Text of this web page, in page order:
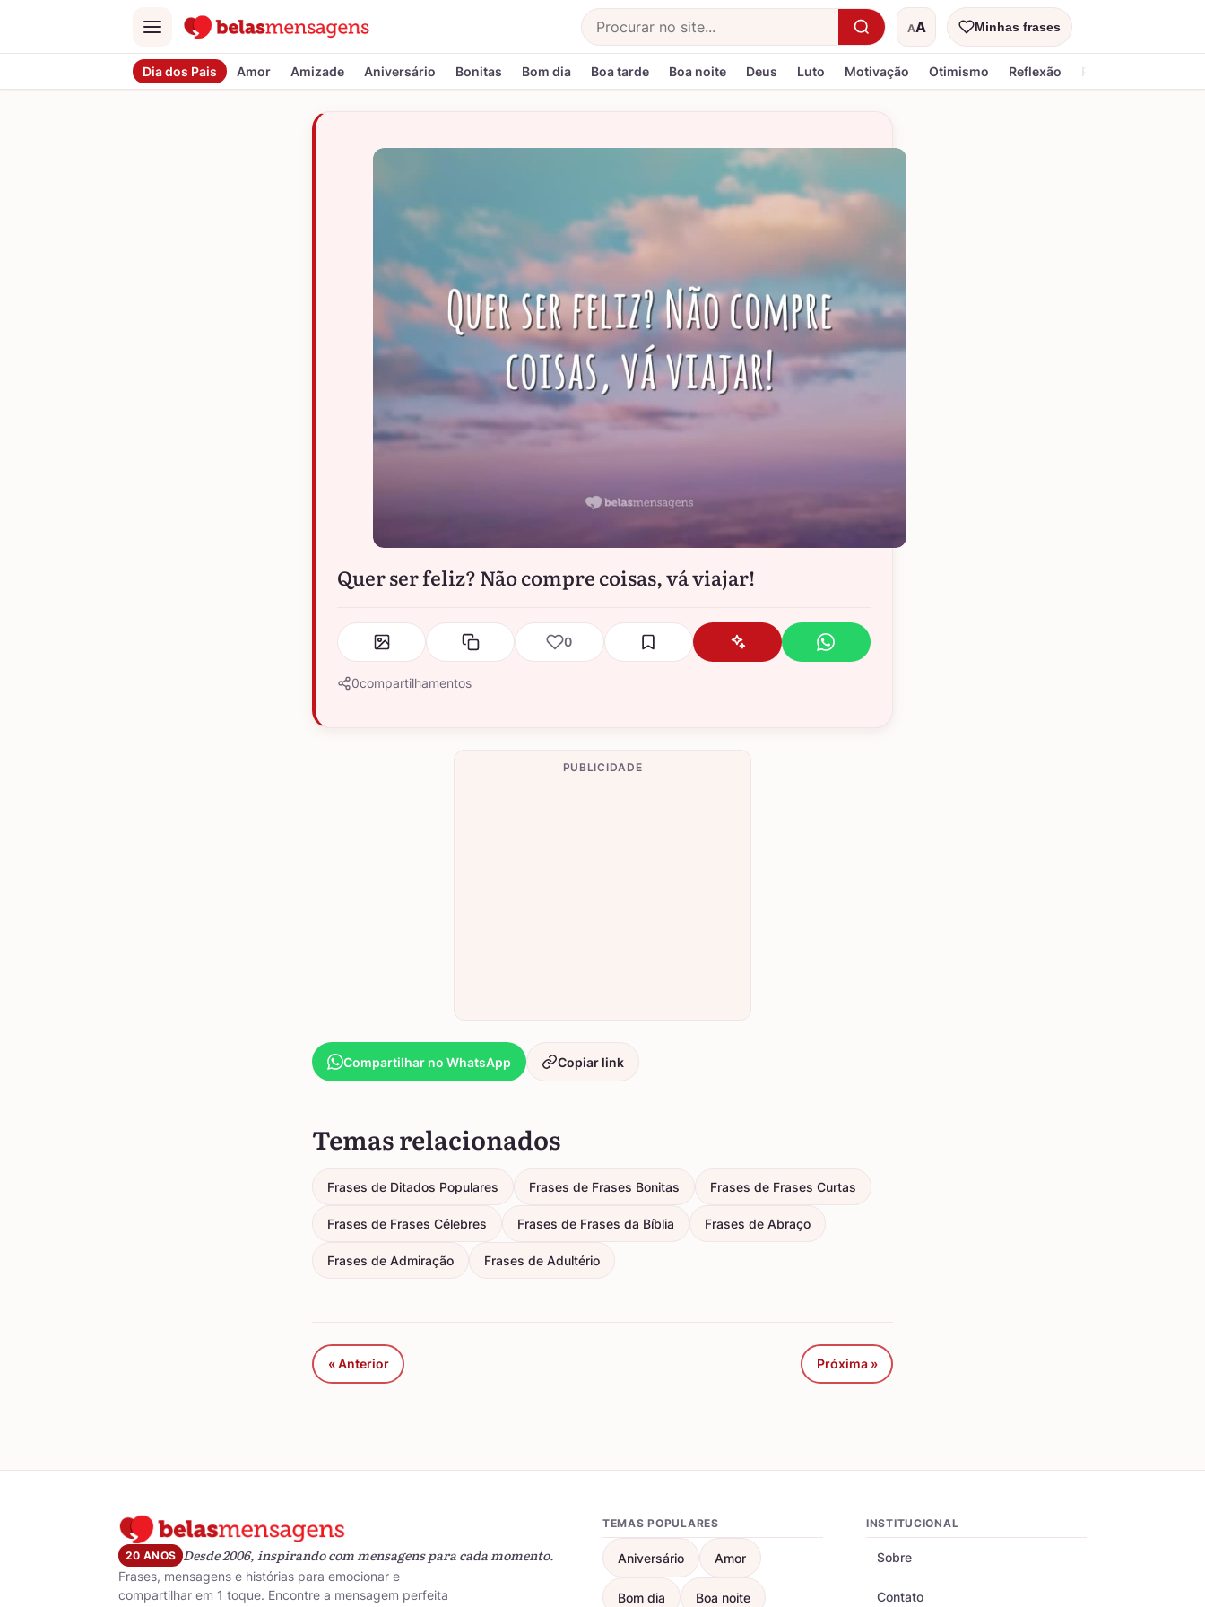
Menu
Buscar AA
Tamanho do textoMinhas frases
Dia dos Pais Amor Amizade Aniversário Bonitas Bom dia Boa tarde Boa noite Deus Luto Motivação Otimismo Reflexão Religiosa
Quer ser feliz? Não compre coisas, vá viajar!
0
0compartilhamentos
PUBLICIDADE
Compartilhar no WhatsApp Copiar link
Temas relacionados
Frases de Ditados Populares Frases de Frases Bonitas Frases de Frases Curtas
Frases de Frases Célebres Frases de Frases da Bíblia Frases de Abraço
Frases de Admiração Frases de Adultério
« Anterior Próxima »
20 ANOS Desde 2006, inspirando com mensagens para cada momento.
Frases, mensagens e histórias para emocionar e
compartilhar em 1 toque. Encontre a mensagem perfeita
TEMAS POPULARES
Aniversário Amor
Bom dia Boa noite
INSTITUCIONAL
Sobre
Contato